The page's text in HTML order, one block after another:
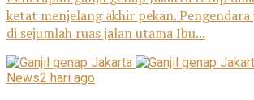
ketat menjelang akhir pekan.
di sejumlah ruas jalan utama Ibu...
News2 hari ago